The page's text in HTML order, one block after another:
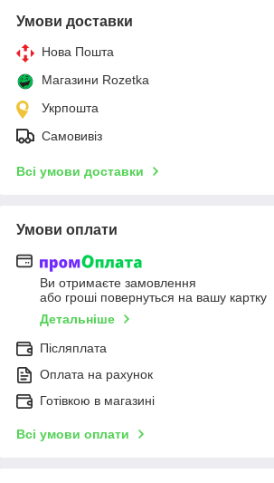
Умови доставки
Нова Пошта
Магазини Rozetka
Укрпошта
Самовивіз
Всі умови доставки
Умови оплати
Ви отримаєте замовлення
або гроші повернуться на вашу картку
Детальніше
Післяплата
Оплата на рахунок
Готівкою в магазині
Всі умови оплати